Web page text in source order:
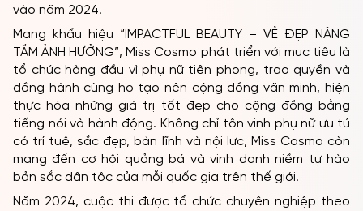
vào năm 2024.
Mang khẩu hiệu “IMPACTFUL BEAUTY – VẺ ĐẸP NÂNG
TẦM ẢNH HƯỞNG”, Miss Cosmo phát triển với mục tiêu là
tổ chức hàng đầu vì phụ nữ tiên phong, trao quyền và
đồng hành cùng họ tạo nên cộng đồng văn minh, hiện
thực hóa những giá trị tốt đẹp cho cộng đồng bằng
tiếng nói và hành động. Không chỉ tôn vinh phụ nữ ưu tú
có trí tuệ, sắc đẹp, bản lĩnh và nội lực, Miss Cosmo còn
mang đến cơ hội quảng bá và vinh danh niềm tự hào
bản sắc dân tộc của mỗi quốc gia trên thế giới.
Năm 2024, cuộc thi được tổ chức chuyên nghiệp theo